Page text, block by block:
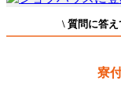
\ 質問に答え
寮